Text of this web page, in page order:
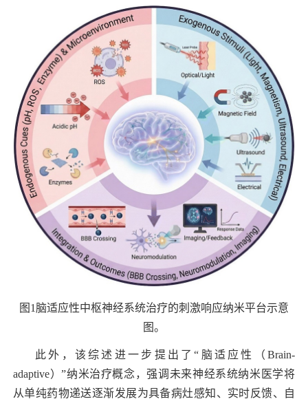
图 1 脑适应性中枢神经系统治疗的刺激响应纳米平台示意
图。
此外，该综述进一步提出了“脑适应性（ Brain-
adaptive）”纳米治疗概念，强调未来神经系统纳米医学将
从单纯药物递送逐渐发展为具备病灶感知、实时反馈、自